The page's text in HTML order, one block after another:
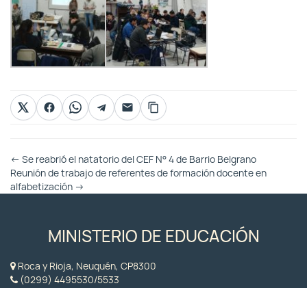
Otras
Entradas
← Se reabrió el natatorio del CEF N° 4 de Barrio Belgrano
Reunión de trabajo de referentes de formación docente en
alfabetización →
MINISTERIO DE EDUCACIÓN
Roca y Rioja, Neuquén, CP8300
(0299) 4495530/5533